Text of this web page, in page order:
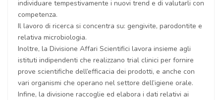
individuare tempestivamente i nuovi trend e di valutarli con
competenza.
Il lavoro di ricerca si concentra su: gengivite, parodontite e
relativa microbiologia.
Inoltre, la Divisione Affari Scientifici lavora insieme agli
istituti indipendenti che realizzano trial clinici per fornire
prove scientifiche dell’efficacia dei prodotti, e anche con
vari organismi che operano nel settore dell’igiene orale.
Infine, la divisione raccoglie ed elabora i dati relativi ai